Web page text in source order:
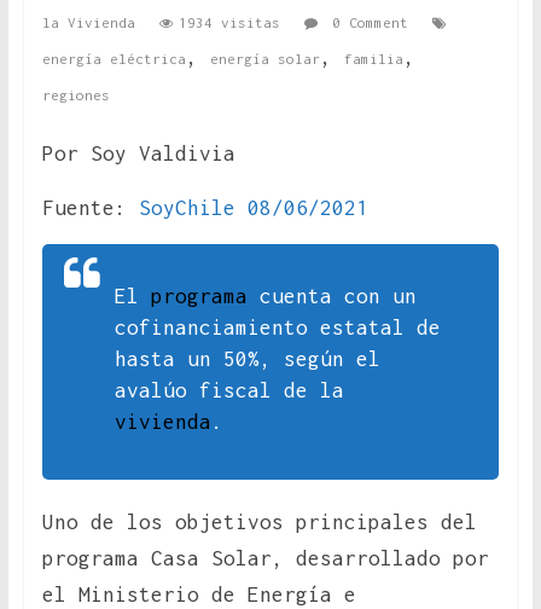
la Vivienda 1934 visitas 0 Comment
energía eléctrica , energía solar, familia ,
regiones
Por Soy Valdivia
Fuente: SoyChile 08/06/2021
El programa cuenta con un
cofinanciamiento estatal de
hasta un 50%, según el
avalúo fiscal de la
vivienda .
Uno de los objetivos principales del
programa Casa Solar, desarrollado por
el Ministerio de Energía e